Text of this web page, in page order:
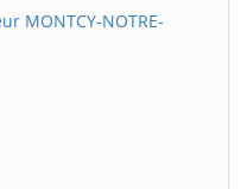
MONTCY-NOTRE-